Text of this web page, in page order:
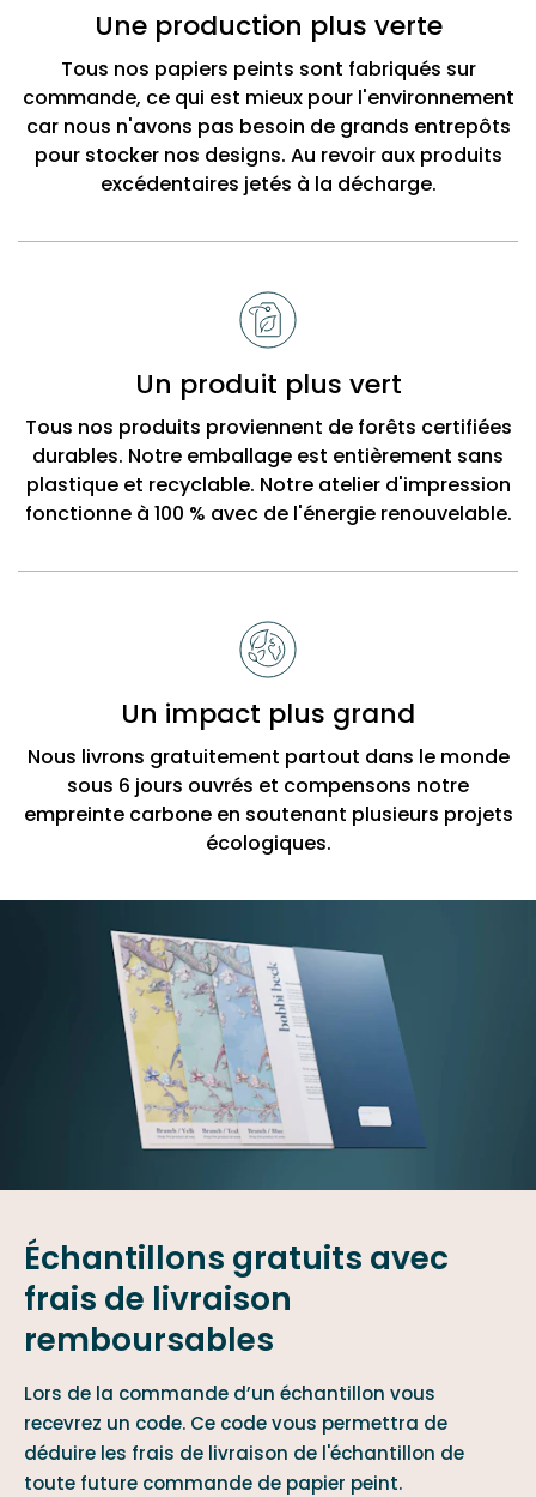
BobbiUne production plus verte
Tous nos papiers peints sont fabriqués sur
commande, ce qui est mieux pour l'environnement
car nous n'avons pas besoin de grands entrepôts
pour stocker nos designs. Au revoir aux produits
excédentaires jetés à la décharge.
Un produit plus vert
Tous nos produits proviennent de forêts certifiées
durables. Notre emballage est entièrement sans
plastique et recyclable. Notre atelier d'impression
fonctionne à 100 % avec de l'énergie renouvelable.
Un impact plus grand
Nous livrons gratuitement partout dans le monde
sous 6 jours ouvrés et compensons notre
empreinte carbone en soutenant plusieurs projets
écologiques.
Échantillons gratuits avec
frais de livraison
remboursables
Lors de la commande d’un échantillon vous
recevrez un code. Ce code vous permettra de
déduire les frais de livraison de l'échantillon de
toute future commande de papier peint.